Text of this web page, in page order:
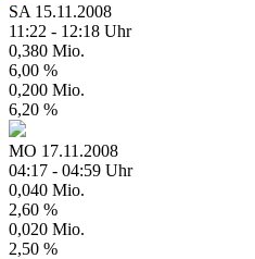
SA 15.11.2008
11:22 - 12:18 Uhr
0,380 Mio.
6,00 %
0,200 Mio.
6,20 %
MO 17.11.2008
04:17 - 04:59 Uhr
0,040 Mio.
2,60 %
0,020 Mio.
2,50 %